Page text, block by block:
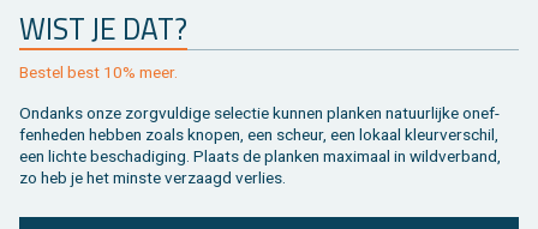
WIST JE DAT?
Be­stel best 10% meer.
On­danks onze zorg­vul­di­ge se­lec­tie kun­nen plan­ken na­tuur­lij­ke on­ef­
fen­he­den heb­ben zoals kno­pen, een scheur, een lo­kaal kleur­ver­schil,
een lich­te be­scha­di­ging. Plaats de plan­ken maxi­maal in wild­ver­band,
zo heb je het min­ste ver­zaagd ver­lies.